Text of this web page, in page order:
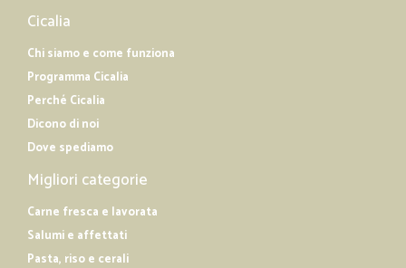
Cicalia
Chi siamo e come funziona
Programma Cicalia
Perché Cicalia
Dicono di noi
Dove spediamo
Migliori categorie
Carne fresca e lavorata
Salumi e affettati
Pasta, riso e cerali